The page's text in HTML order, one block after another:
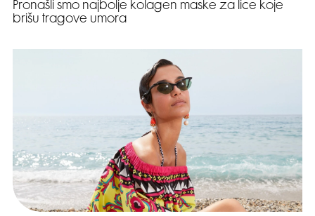
Pronašli smo najbolje kolagen maske za lice koje
brišu tragove umora